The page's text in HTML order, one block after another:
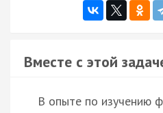
Вместе с этой
В опыте по изучению